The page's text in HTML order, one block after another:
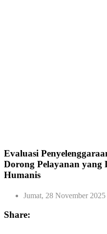
Evaluasi
Dorong Pelayanan yang
Humanis
Jumat, 28 November 2025
Share: